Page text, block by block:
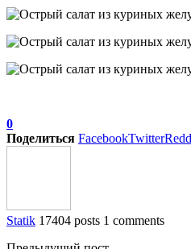
0
Поделиться FacebookTwitter
Statik 17404 posts 1 comments